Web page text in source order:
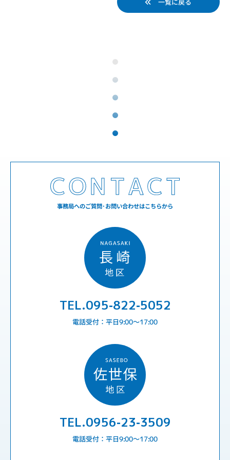
事務局へのご質問･お問い合わせはこちらから
TEL.095-822-5052
電話受付：平日9:00〜17:00
TEL.0956-23-3509
電話受付：平日9:00〜17:00